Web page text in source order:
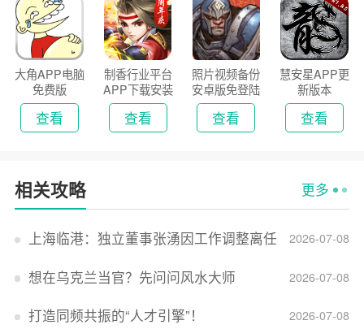
大角APP电脑
免费版
查看
制香行业平台
APP下载安装
2026
查看
照片视频备份
安卓版免登陆
版
查看
慧安星APP更
新版本
查看
相关攻略 更多
2026-07-08
上海临港：独立董事张湧因工作调整离任
2026-07-08
想在乌克兰当官？先问问风水大师
2026-07-08
打造同频共振的“人才引擎”！